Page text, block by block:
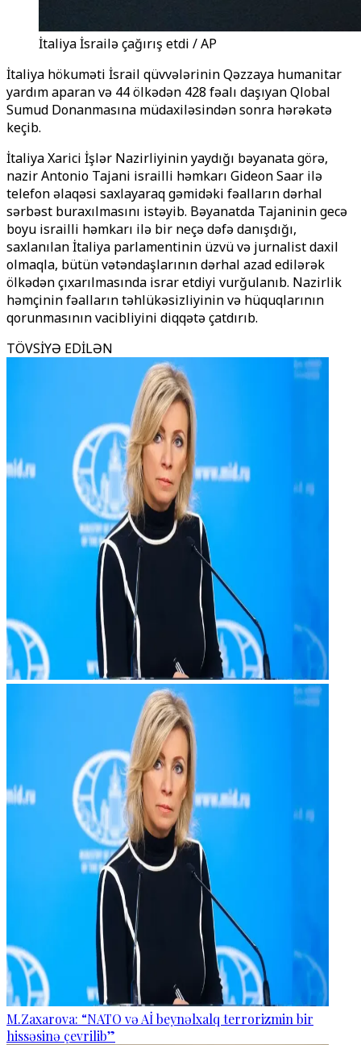
İtaliya İsrailə çağırış etdi / AP
İtaliya hökuməti İsrail qüvvələrinin Qəzzaya humanitar
yardım aparan və 44 ölkədən 428 fəalı daşıyan Qlobal
Sumud Donanmasına müdaxiləsindən sonra hərəkətə
keçib.
İtaliya Xarici İşlər Nazirliyinin yaydığı bəyanata görə,
nazir Antonio Tajani israilli həmkarı Gideon Saar ilə
telefon əlaqəsi saxlayaraq gəmidəki fəalların dərhal
sərbəst buraxılmasını istəyib. Bəyanatda Tajaninin gecə
boyu israilli həmkarı ilə bir neçə dəfə danışdığı,
saxlanılan İtaliya parlamentinin üzvü və jurnalist daxil
olmaqla, bütün vətəndaşlarının dərhal azad edilərək
ölkədən çıxarılmasında israr etdiyi vurğulanıb. Nazirlik
həmçinin fəalların təhlükəsizliyinin və hüquqlarının
qorunmasının vacibliyini diqqətə çatdırıb.
TÖVSİYƏ EDİLƏN
M.Zaxarova: “NATO və Aİ beynəlxalq terrorizmin bir
hissəsinə çevrilib”